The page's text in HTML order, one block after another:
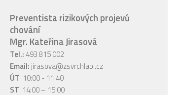
Preventista rizikových projevů
chování
Mgr. Kateřina Jirasová
Tel.: 493 815 002
Email: jirasova@zsvrchlabi.cz
ÚT 10:00 - 11:40
ST 14:00 – 15:00